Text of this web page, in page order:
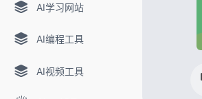
AI学习网站
AI编程工具
AI视频工具